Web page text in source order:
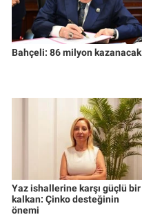
Bahçeli: 86 milyon kazanacak
Yaz ishallerine karşı güçlü bir
kalkan: Çinko desteğinin
önemi